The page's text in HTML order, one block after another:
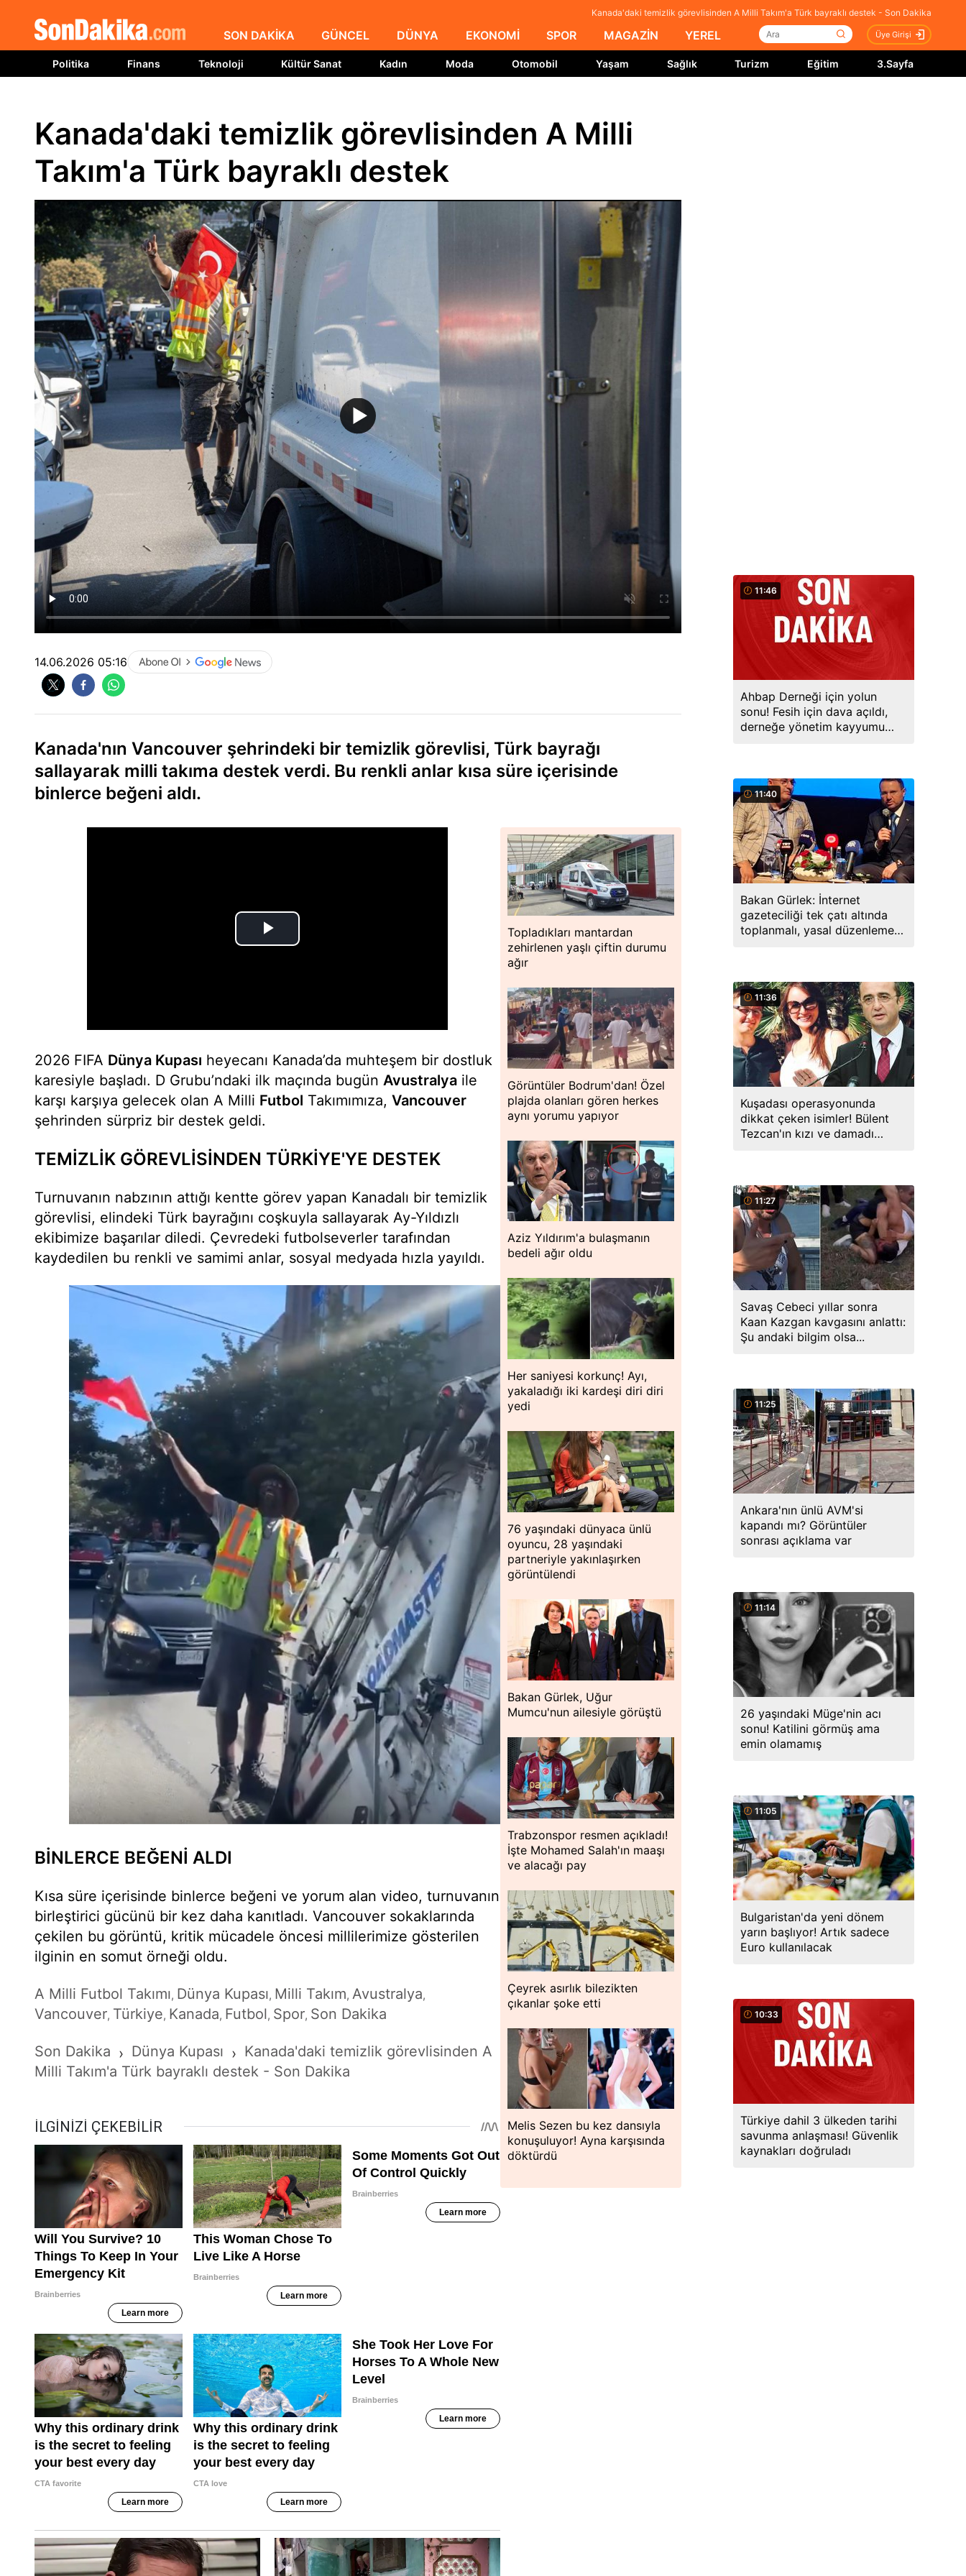
Kanada'daki temizlik görevlisinden A Milli Takım'a Türk bayraklı destek - Son Dakika
SON DAKİKA GÜNCEL DÜNYA EKONOMİ SPOR MAGAZİN YEREL Üye Girişi
Politika Finans Teknoloji Kültür Sanat Kadın Moda Otomobil Yaşam Sağlık Turizm Eğitim 3.Sayfa
Kanada'daki temizlik görevlisinden A Milli
Takım'a Türk bayraklı destek
14.06.2026 05:16
Kanada'nın Vancouver şehrindeki bir temizlik görevlisi, Türk bayrağı
sallayarak milli takıma destek verdi. Bu renkli anlar kısa süre içerisinde
binlerce beğeni aldı.
2026 FIFA Dünya Kupası heyecanı Kanada’da muhteşem bir dostluk
karesiyle başladı. D Grubu’ndaki ilk maçında bugün Avustralya ile
karşı karşıya gelecek olan A Milli Futbol Takımımıza, Vancouver
şehrinden sürpriz bir destek geldi.
TEMİZLİK GÖREVLİSİNDEN TÜRKİYE'YE DESTEK
Turnuvanın nabzının attığı kentte görev yapan Kanadalı bir temizlik
görevlisi, elindeki Türk bayrağını coşkuyla sallayarak Ay-Yıldızlı
ekibimize başarılar diledi. Çevredeki futbolseverler tarafından
kaydedilen bu renkli ve samimi anlar, sosyal medyada hızla yayıldı.
BİNLERCE BEĞENİ ALDI
Kısa süre içerisinde binlerce beğeni ve yorum alan video, turnuvanın
birleştirici gücünü bir kez daha kanıtladı. Vancouver sokaklarında
çekilen bu görüntü, kritik mücadele öncesi millilerimize gösterilen
ilginin en somut örneği oldu.
A Milli Futbol Takımı, Dünya Kupası, Milli Takım, Avustralya,
Vancouver, Türkiye, Kanada, Futbol, Spor, Son Dakika
Son Dakika › Dünya Kupası › Kanada'daki temizlik görevlisinden A
Milli Takım'a Türk bayraklı destek - Son Dakika
Topladıkları mantardan
zehirlenen yaşlı çiftin durumu
ağır
Görüntüler Bodrum'dan! Özel
plajda olanları gören herkes
aynı yorumu yapıyor
Aziz Yıldırım'a bulaşmanın
bedeli ağır oldu
Her saniyesi korkunç! Ayı,
yakaladığı iki kardeşi diri diri
yedi
76 yaşındaki dünyaca ünlü
oyuncu, 28 yaşındaki
partneriyle yakınlaşırken
görüntülendi
Bakan Gürlek, Uğur
Mumcu'nun ailesiyle görüştü
Trabzonspor resmen açıkladı!
İşte Mohamed Salah'ın maaşı
ve alacağı pay
Çeyrek asırlık bilezikten
çıkanlar şoke etti
Melis Sezen bu kez dansıyla
konuşuluyor! Ayna karşısında
döktürdü
11:46
Ahbap Derneği için yolun
sonu! Fesih için dava açıldı,
derneğe yönetim kayyumu
11:40
Bakan Gürlek: İnternet
gazeteciliği tek çatı altında
toplanmalı, yasal düzenlemeye
11:36
Kuşadası operasyonunda
dikkat çeken isimler! Bülent
Tezcan'ın kızı ve damadı
11:27
Savaş Cebeci yıllar sonra
Kaan Kazgan kavgasını anlattı:
Şu andaki bilgim olsa...
11:25
Ankara'nın ünlü AVM'si
kapandı mı? Görüntüler
sonrası açıklama var
11:14
26 yaşındaki Müge'nin acı
sonu! Katilini görmüş ama
emin olamamış
11:05
Bulgaristan'da yeni dönem
yarın başlıyor! Artık sadece
Euro kullanılacak
10:33
Türkiye dahil 3 ülkeden tarihi
savunma anlaşması! Güvenlik
kaynakları doğruladı